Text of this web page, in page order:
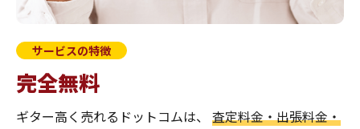
サービスの特徴
完全無料
ギター高く売れるドットコムは、 査定料金・出張料金・